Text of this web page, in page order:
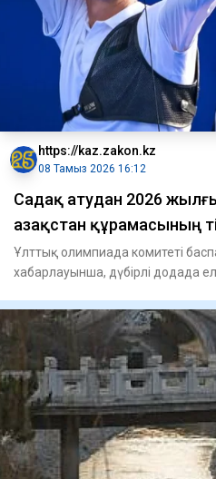
https://kaz.zakon.kz
08 Тамыз 2026 16:12
Садақ атудан 2026
Қазақстан құрамасының
Ұлттық олимпиада комитеті
хабарлауынша, дүбірлі додада